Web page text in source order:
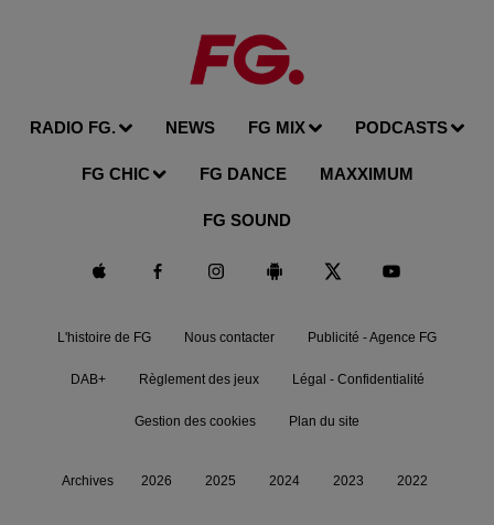
RADIO FG. NEWS FG MIX PODCASTS
FG CHIC FG DANCE MAXXIMUM
FG SOUND
L'histoire de FG Nous contacter Publicité - Agence FG
DAB+ Règlement des jeux Légal - Confidentialité
Gestion des cookies Plan du site
Archives 2026 2025 2024 2023 2022